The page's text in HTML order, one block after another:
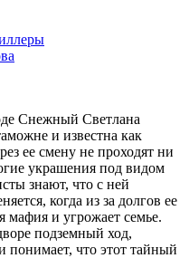
Снежный Светлана
и известна как
ее смену не проходят ни
украшения под видом
знают, что с ней
когда из за долгов ее
мафия и угрожает семье.
подземный ход,
понимает, что этот тайный